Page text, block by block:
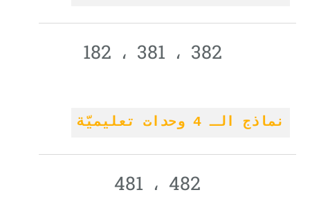
نماذج الـ 4 وحدات تعليميّة
482 ، 481